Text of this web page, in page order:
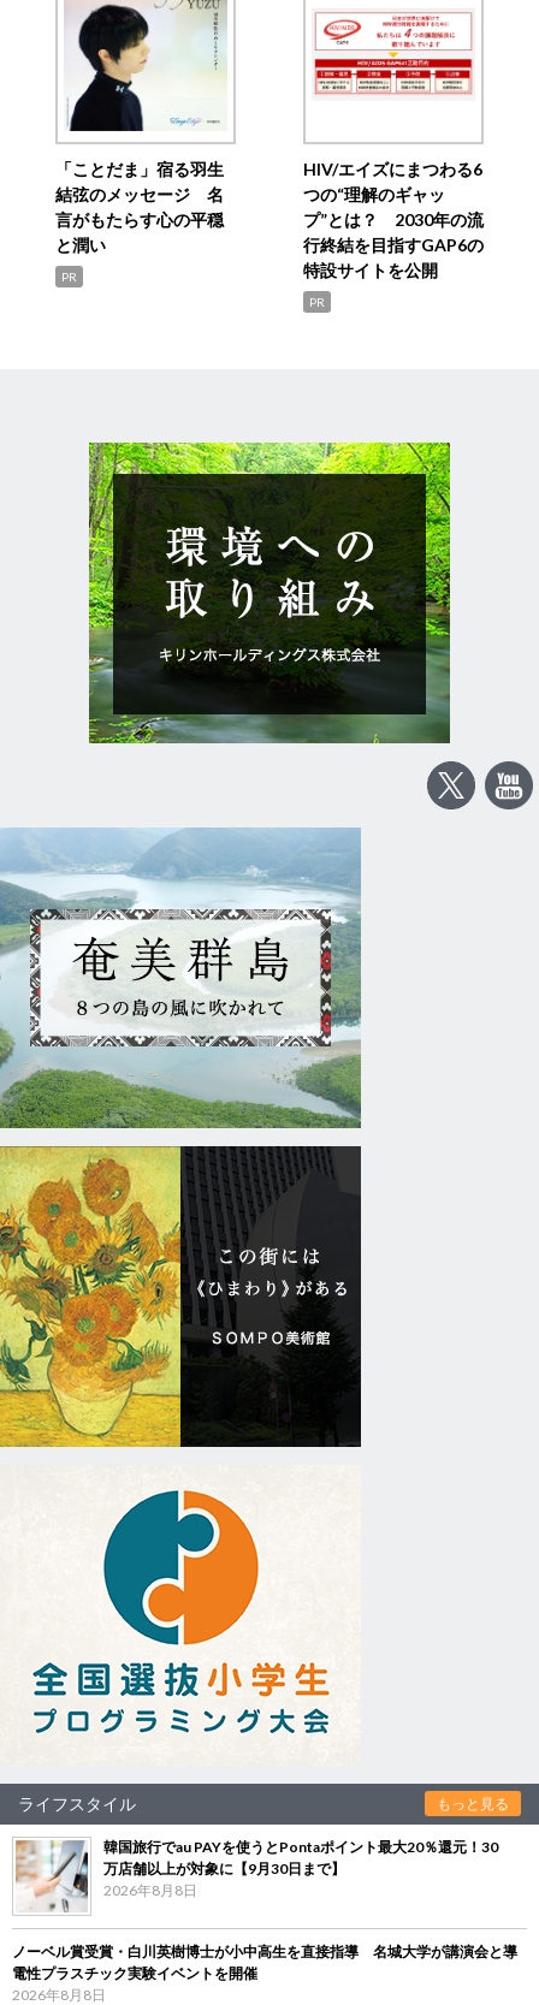
「ことだま」宿る羽生
結弦のメッセージ 名
言がもたらす心の平穏
と潤い
PR
HIV/エイズにまつわる6
つの“理解のギャッ
プ”とは？ 2030年の流
行終結を目指すGAP6の
特設サイトを公開
PR
ライフスタイル もっと見る
韓国旅行でau PAYを使うとPontaポイント最大20％還元！30
万店舗以上が対象に【9月30日まで】
2026年8月8日
ノーベル賞受賞・白川英樹博士が小中高生を直接指導 名城大学が講演会と導
電性プラスチック実験イベントを開催
2026年8月8日